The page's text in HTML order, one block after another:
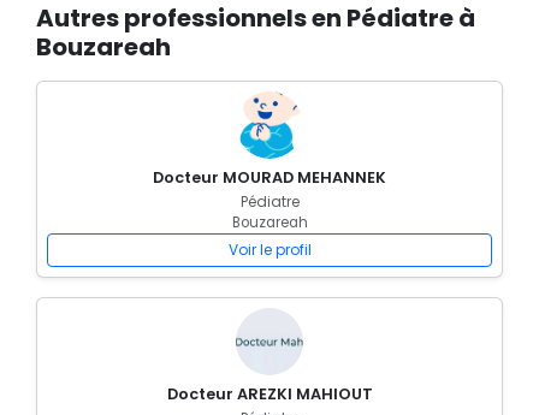
Autres professionnels en Pédiatre à
Bouzareah
Docteur MOURAD MEHANNEK
Pédiatre
Bouzareah
Voir le profil
Docteur AREZKI MAHIOUT